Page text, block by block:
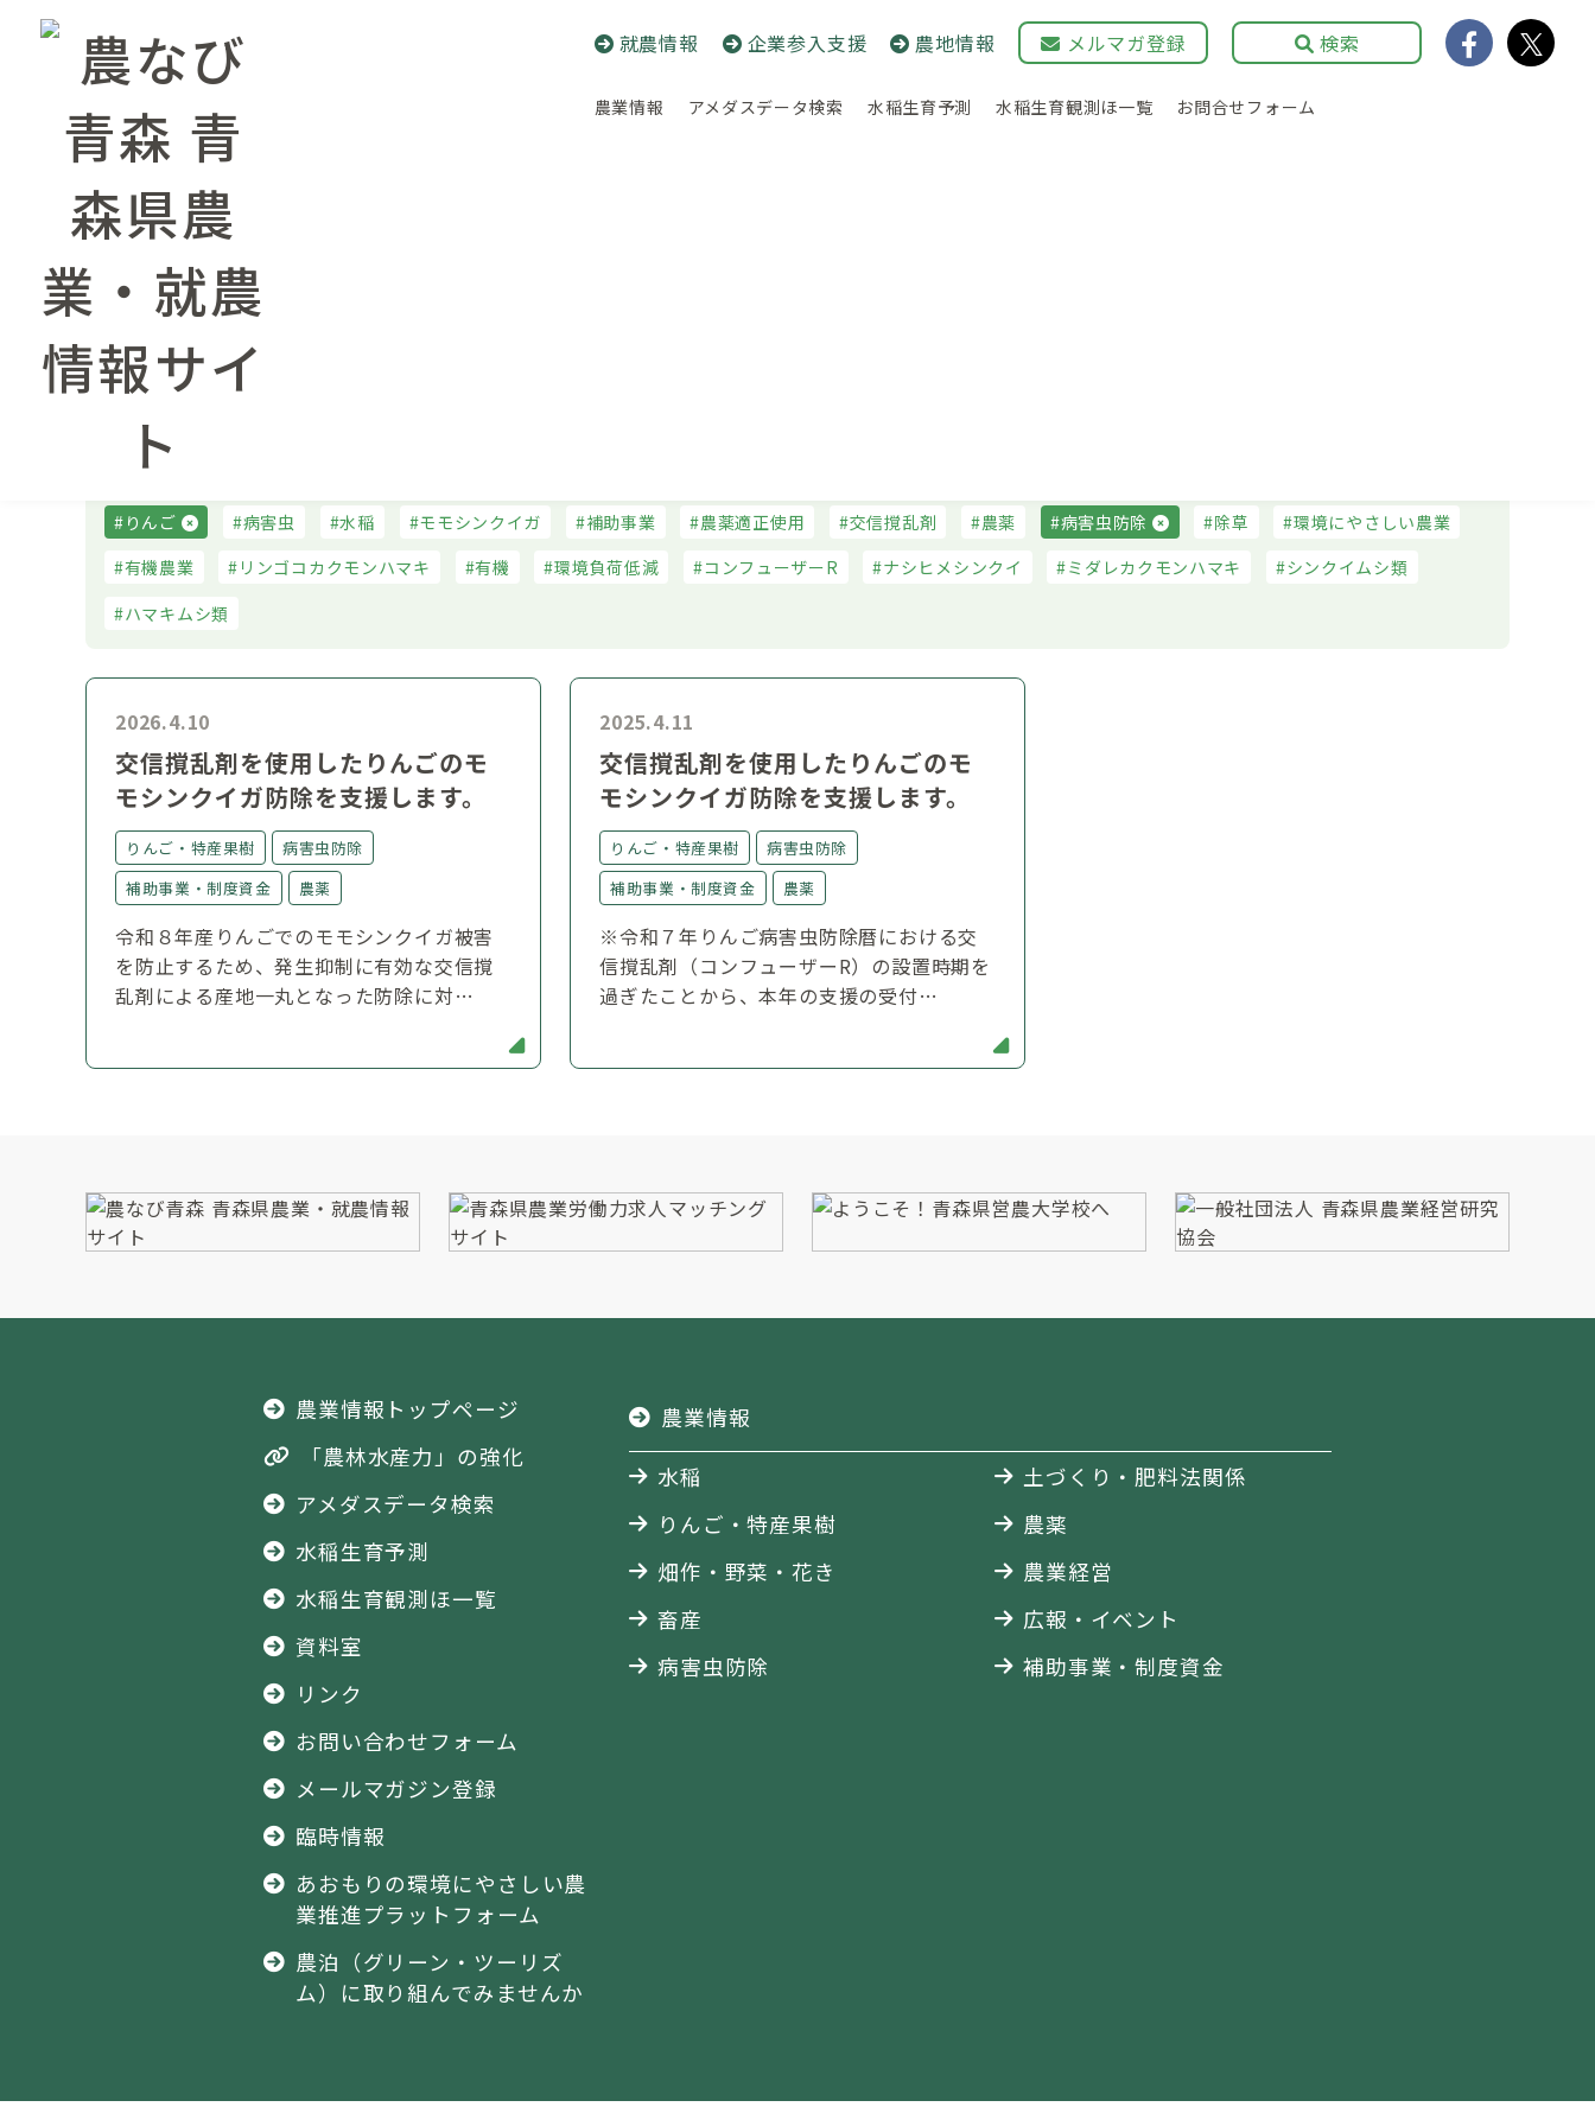
就農情報 企業参入支援 農地情報 メルマガ登録 検索
農業情報 アメダスデータ検索 水稲生育予測 水稲生育観測ほ一覧 お問合せフォーム
農業情報トップページ
農業情報 水稲
りんご 病害虫 水稲 モモシンクイガ 補助事業 農薬適正使用 交信撹乱剤 農薬 病害虫防除 除草
環境にやさしい農業
有機農業
リンゴコカクモンハマキ 有機 環境負荷低減 コンフューザーR ナシヒメシンクイ ミダレカクモンハマキ
シンクイムシ類
ハマキムシ類
2026.4.10
交信撹乱剤を使用したりんごのモ
モシンクイガ防除を支援します。
りんご・特産果樹
病害虫防除
補助事業・制度資金
農薬
令和８年産りんごでのモモシンクイガ被害
を防止するため、発生抑制に有効な交信撹
乱剤による産地一丸となった防除に対…
2025.4.11
交信撹乱剤を使用したりんごのモ
モシンクイガ防除を支援します。
りんご・特産果樹
病害虫防除
補助事業・制度資金
農薬
※令和７年りんご病害虫防除暦における交
信撹乱剤（コンフューザーR）の設置時期を
過ぎたことから、本年の支援の受付…
農業情報トップページ
「農林水産力」の強化
アメダスデータ検索
水稲生育予測
水稲生育観測ほ一覧
資料室
リンク
お問い合わせフォーム
メールマガジン登録
臨時情報
あおもりの環境にやさしい農
業推進プラットフォーム
農泊（グリーン・ツーリズ
ム）に取り組んでみませんか
農業情報
水稲
りんご・特産果樹
畑作・野菜・花き
畜産
病害虫防除
土づくり・肥料法関係
農薬
農業経営
広報・イベント
補助事業・制度資金